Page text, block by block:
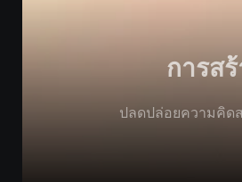
การส
ปลดปล่อยความคิด